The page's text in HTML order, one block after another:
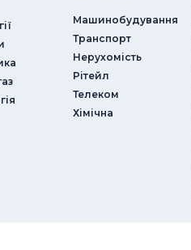
Машинобудування
Транспорт
Нерухомість
Рітейл
Телеком
Хімічна